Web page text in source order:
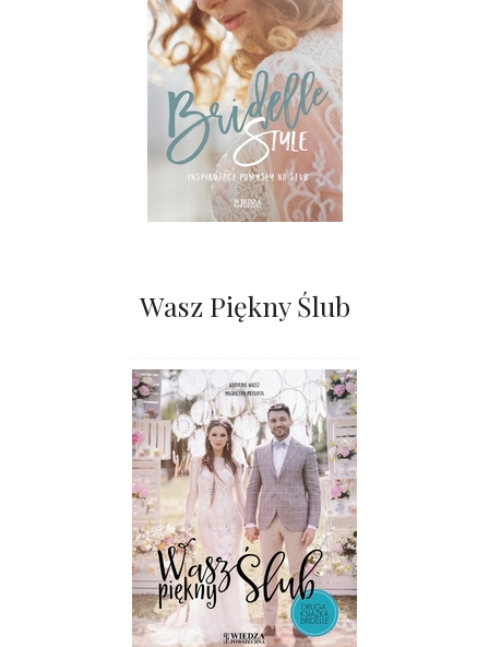
Wasz Piękny Ślub